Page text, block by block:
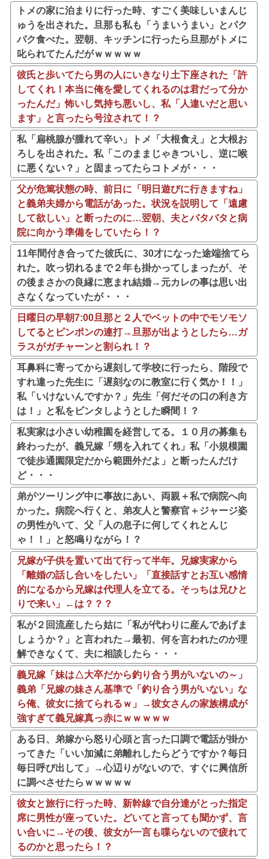
トメの家に泊まりに行った時、すごく美味しいまんじ
ゅうを出された。旦那も私も「うまいうまい」とパク
パク食べた。翌朝、キッチンに行ったら旦那がトメに
叱られてたんだがｗｗｗｗｗ
彼氏と歩いてたら男の人にいきなり土下座された「許
してくれ！本当に俺を愛してくれるのは君だって分か
ったんだ」怖いし気持ち悪いし、私「人違いだと思い
ます」と言ったら号泣されて！？
私「扁桃腺が腫れて辛い」トメ「大根食え」と大根お
ろしを出された。私「このままじゃきついし、逆に喉
に悪くない？」と固まってたらコトメが・・・
父が危篤状態の時、前日に「明日遊びに行きますね」
と義弟夫婦から電話があった。状況を説明して「遠慮
して欲しい」と断ったのに…翌朝、夫とバタバタと病
院に向かう準備をしていたら！？
11年間付き合ってた彼氏に、30才になった途端捨てら
れた。吹っ切れるまで２年も掛かってしまったが、そ
の後まさかの良縁に恵まれ結婚→元カレの事は思い出
さなくなっていたが・・・
日曜日の早朝7:00旦那と２人でベットの中でモソモソ
してるとピンポンの連打→旦那が出ようとしたら…ガ
ラスがガチャーンと割られ！？
耳鼻科に寄ってから遅刻して学校に行ったら、階段で
すれ違った先生に「遅刻なのに教室に行く気か！！」
私「いけないんですか？」先生「何だその口の利き方
は！」と私をビンタしようとした瞬間！？
私実家は小さい幼稚園を経営してる。１０月の募集も
終わったが、義兄嫁「甥を入れてくれ」私「小規模園
で徒歩通園限定だから範囲外だよ」と断ったんだけ
ど・・・
弟がツーリング中に事故にあい、両親＋私で病院へ向
かった。病院へ行くと、弟友人と警察官＋ジャージ姿
の男性がいて、父「人の息子に何してくれとんじ
ゃ！！」と怒鳴りながら！？
兄嫁が子供を置いて出て行って半年。兄嫁実家から
「離婚の話し合いをしたい」「直接話すとお互い感情
的になるから兄嫁は代理人を立てる。そっちは兄ひと
りで来い」←は？？？
私が２回流産したら姑に「私が代わりに産んであげま
しょうか？」と言われた→最初、何を言われたのか理
解できなくて、夫に相談したら・・・
義兄嫁「妹は△大卒だから釣り合う男がいないの～」
義弟「兄嫁の妹さん基準で「釣り合う男がいない」な
ら俺、彼女に捨てられるｗ」→彼女さんの家族構成が
強すぎて義兄嫁真っ赤にｗｗｗｗｗ
ある日、弟嫁から怒り心頭と言った口調で電話が掛か
ってきた「いい加減に弟離れしたらどうですか？毎日
毎日呼び出して」→心辺りがないので、すぐに興信所
に調べさせたらｗｗｗｗｗ
彼女と旅行に行った時、新幹線で自分達がとった指定
席に男性が座っていた。どいてと言っても聞かず、言
い合いに→その後、彼女が一言も喋らないので疲れて
るのかと思ったら！？